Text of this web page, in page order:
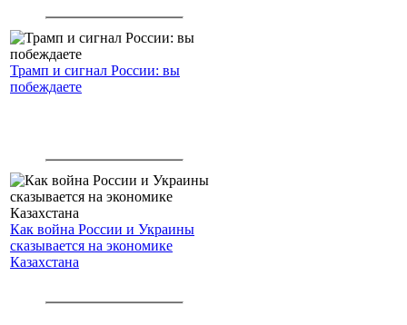
Трамп и сигнал России: вы
побеждаете
Как война России и Украины
сказывается на экономике
Казахстана